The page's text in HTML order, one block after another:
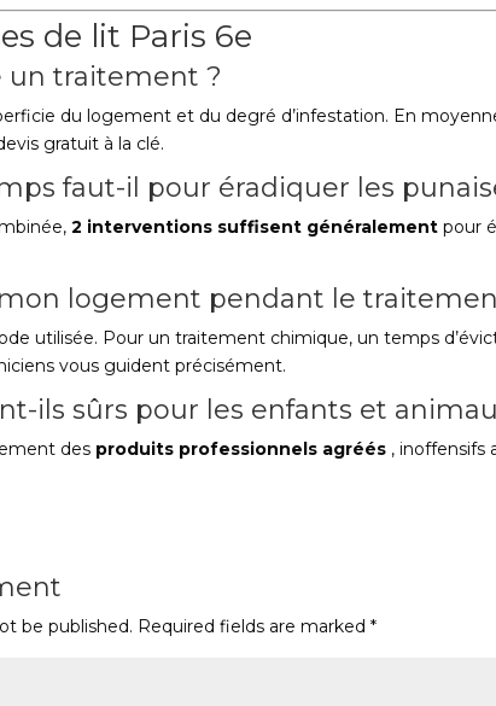
de lit Paris 6e
un traitement ?
du logement et du degré d’infestation. En
gratuit à la clé.
faut-il pour éradiquer les
2 interventions suffisent généralement pour
logement pendant le
utilisée. Pour un traitement chimique, un temps
vous guident précisément.
ils sûrs pour les enfants et
des produits professionnels agréés , inoffensifs
be published. Required fields are marked*